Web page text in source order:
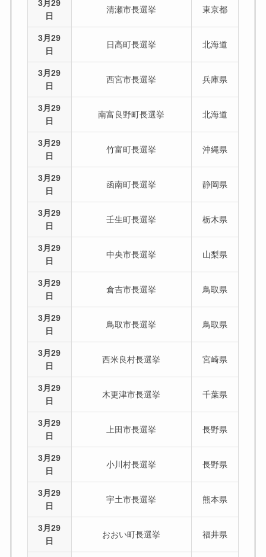
3月29
日
清瀬市長選挙 東京都
3月29
日
日高町長選挙 北海道
3月29
日
西宮市長選挙 兵庫県
3月29
日
南富良野町長選挙 北海道
3月29
日
竹富町長選挙 沖縄県
3月29
日
函南町長選挙 静岡県
3月29
日
壬生町長選挙 栃木県
3月29
日
中央市長選挙 山梨県
3月29
日
倉吉市長選挙 鳥取県
3月29
日
鳥取市長選挙 鳥取県
3月29
日
西米良村長選挙 宮崎県
3月29
日
木更津市長選挙 千葉県
3月29
日
上田市長選挙 長野県
3月29
日
小川村長選挙 長野県
3月29
日
宇土市長選挙 熊本県
3月29
日
おおい町長選挙 福井県